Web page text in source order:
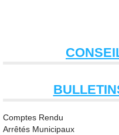
Comptes Rendu
Arrêtés Municipaux